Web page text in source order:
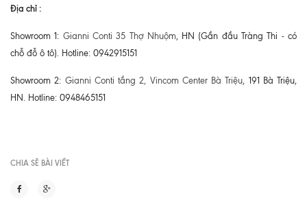
Địa chỉ :
Showroom 1: Gianni Conti 35 Thợ Nhuộm, HN (Gần đầu Tràng Thi - có
chỗ đỗ ô tô). Hotline: 0942915151
Showroom 2: Gianni Conti tầng 2, Vincom Center Bà Triệu, 191 Bà Triệu,
HN. Hotline: 0948465151
CHIA SẼ BÀI VIẾT